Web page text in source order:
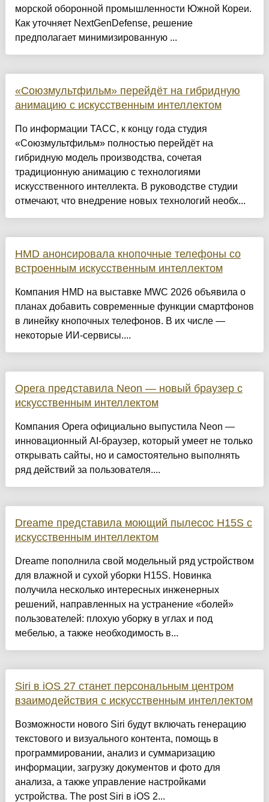
морской оборонной промышленности Южной Кореи.
Как уточняет NextGenDefense, решение
предполагает минимизированную ...
«Союзмультфильм» перейдёт на гибридную
анимацию с искусственным интеллектом
По информации ТАСС, к концу года студия
«Союзмультфильм» полностью перейдёт на
гибридную модель производства, сочетая
традиционную анимацию с технологиями
искусственного интеллекта. В руководстве студии
отмечают, что внедрение новых технологий необх...
HMD анонсировала кнопочные телефоны со
встроенным искусственным интеллектом
Компания HMD на выставке MWC 2026 объявила о
планах добавить современные функции смартфонов
в линейку кнопочных телефонов. В их числе —
некоторые ИИ-сервисы....
Opera представила Neon — новый браузер с
искусственным интеллектом
Компания Opera официально выпустила Neon —
инновационный AI-браузер, который умеет не только
открывать сайты, но и самостоятельно выполнять
ряд действий за пользователя....
Dreame представила моющий пылесос H15S с
искусственным интеллектом
Dreame пополнила свой модельный ряд устройством
для влажной и сухой уборки H15S. Новинка
получила несколько интересных инженерных
решений, направленных на устранение «болей»
пользователей: плохую уборку в углах и под
мебелью, а также необходимость в...
Siri в iOS 27 станет персональным центром
взаимодействия с искусственным интеллектом
Возможности нового Siri будут включать генерацию
текстового и визуального контента, помощь в
программировании, анализ и суммаризацию
информации, загрузку документов и фото для
анализа, а также управление настройками
устройства. The post Siri в iOS 2...